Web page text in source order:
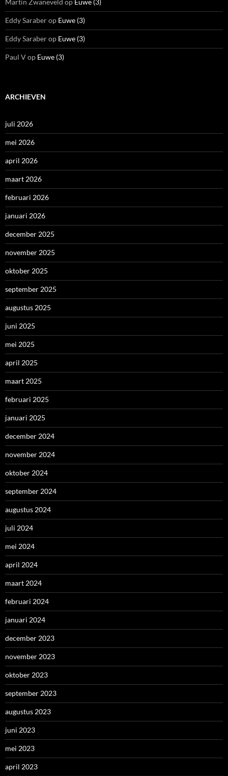
Martin Zwaneveld op Euwe (3)
Eddy Saraberop Euwe (3)
Eddy Saraberop Euwe (3)
Paul Vop Euwe (3)
ARCHIEVEN
juli 2026
mei 2026
april 2026
maart 2026
februari 2026
januari 2026
december 2025
november 2025
oktober 2025
september 2025
augustus 2025
juni 2025
mei 2025
april 2025
maart 2025
februari 2025
januari 2025
december 2024
november 2024
oktober 2024
september 2024
augustus 2024
juli 2024
mei 2024
april 2024
maart 2024
februari 2024
januari 2024
december 2023
november 2023
oktober 2023
september 2023
augustus 2023
juni 2023
mei 2023
april 2023